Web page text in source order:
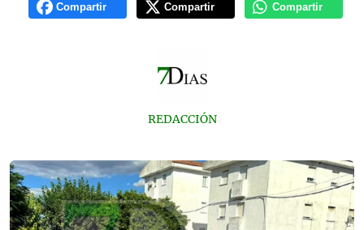
Compartir Compartir Compartir
REDACCIÓN